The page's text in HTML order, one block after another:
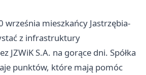
września mieszkańcy Jastrzębia-
z infrastruktury
JZWiK S.A. na gorące dni. Spółka
punktów, które mają pomóc